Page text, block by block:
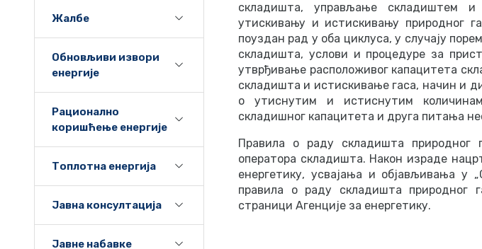
Жалбе
Обновљиви извори
енергије
Рационално
коришћење енергије
Топлотна енергија
Јавна консултација
Јавне набавке
складишта, управљање складиштем
утискивању и истискивању природног
поуздан рад у оба циклуса, у случају
складишта, услови и процедуре за
утврђивање расположивог капацитета
складишта и истискивање гаса, начин и
о утиснутим и истиснутим
складишног капацитета и друга питања
Правила о раду складишта
оператора складишта. Након израде
енергетику, усвајања и објављивања у
правила о раду складишта
страници Агенције за енергетику.